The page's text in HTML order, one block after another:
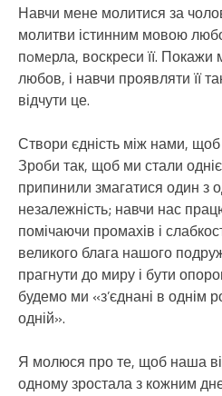
Навчи мене молитися за
молитви істинним мовою
пoмeрла, воскреси її.
любов, і навчи проявляти її
відчути це.
Створи єдність між нами,
Зроби так, щоб ми стали
припинили змагатися один з
незалежність; навчи нас
помічаючи промахів і
великого блага нашого
прагнути до миру і бути
будемо ми «з’єднані в однім
одній».
Я молюся про те, щоб наша
одному зростала з кожним